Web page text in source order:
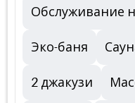
Обслуживание
Эко-баня
2 джакузи